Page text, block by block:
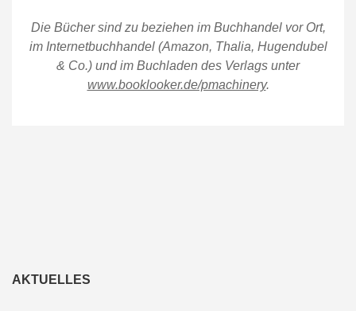
Die Bücher sind zu beziehen im Buchhandel vor Ort,
im Internetbuchhandel (Amazon, Thalia, Hugendubel
& Co.) und im Buchladen des Verlags unter
www.booklooker.de/pmachinery.
AKTUELLES